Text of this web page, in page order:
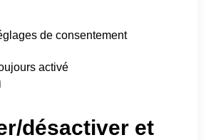
de consentement
activé
désactiver et